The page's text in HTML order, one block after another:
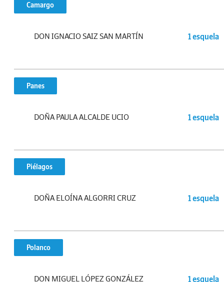
Camargo
DON IGNACIO SAIZ SAN MARTÍN 1 esquela
Panes
DOÑA PAULA ALCALDE UCIO 1 esquela
Piélagos
DOÑA ELOÍNA ALGORRI CRUZ 1 esquela
Polanco
DON MIGUEL LÓPEZ GONZÁLEZ 1 esquela